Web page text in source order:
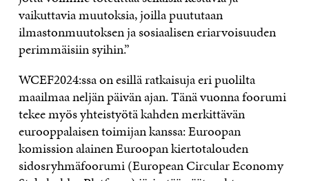
vaikuttavia muutoksia, joilla puututaan
ilmastonmuutoksen ja sosiaalisen eriarvoisuuden
perimmäisiin syihin.”
WCEF2024:ssa on esillä ratkaisuja eri puolilta
maailmaa neljän päivän ajan. Tänä vuonna foorumi
tekee myös yhteistyötä kahden merkittävän
eurooppalaisen toimijan kanssa: Euroopan
komission alainen Euroopan kiertotalouden
sidosryhmäfoorumi (European Circular Economy